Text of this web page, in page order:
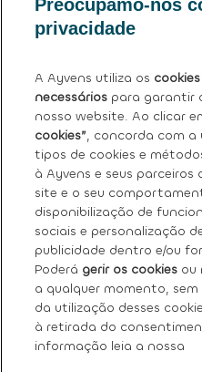
seja consultada
poderem ser detetadas
Sobre nós
Os nossos serviços
FAQ
Termos e condições
Preocupamo-nos
privacidade
A Ayvens utiliza os
necessários para garantir
nosso website. Ao clicar
cookies”, concorda com a
tipos de cookies e
à Ayvens e seus
site e o seu
disponibilização de
sociais e personalização
publicidade dentro e/ou
Poderá gerir os cookies ou
a qualquer momento,
da utilização desses
à retirada do
informação leia a nossa